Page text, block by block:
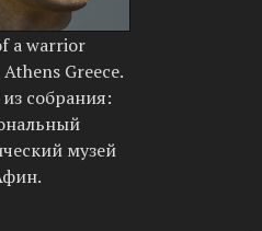
a warrior
Greece.
собрания:
музей